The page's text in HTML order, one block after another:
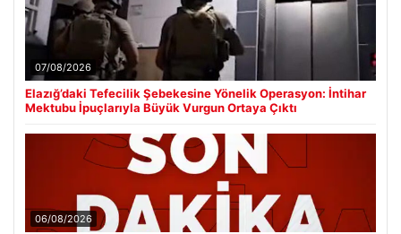
07/08/2026
Elazığ’daki Tefecilik Şebekesine Yönelik Operasyon: İntihar
Mektubu İpuçlarıyla Büyük Vurgun Ortaya Çıktı
06/08/2026